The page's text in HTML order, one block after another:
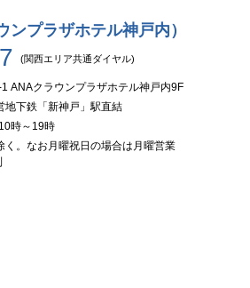
プラザホテル神戸内）
(関西エリア共通ダイヤル)
ANAクラウンプラザホテル神戸内9F
地下鉄「新神戸」駅直結
時～19時
。なお月曜祝日の場合は月曜営業